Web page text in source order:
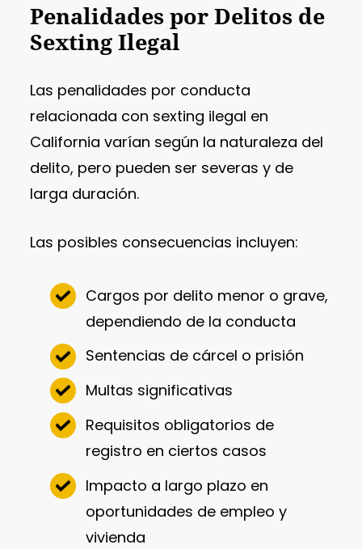
Penalidades por Delitos de
Sexting Ilegal
Las penalidades por conducta
relacionada con sexting ilegal en
California varían según la naturaleza del
delito, pero pueden ser severas y de
larga duración.
Las posibles consecuencias incluyen:
Cargos por delito menor o grave,
dependiendo de la conducta
Sentencias de cárcel o prisión
Multas significativas
Requisitos obligatorios de
registro en ciertos casos
Impacto a largo plazo en
oportunidades de empleo y
vivienda